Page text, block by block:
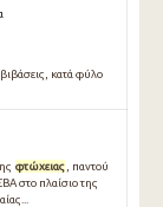
κατά φύλο
φτώχειας , παντού
στο πλαίσιο της